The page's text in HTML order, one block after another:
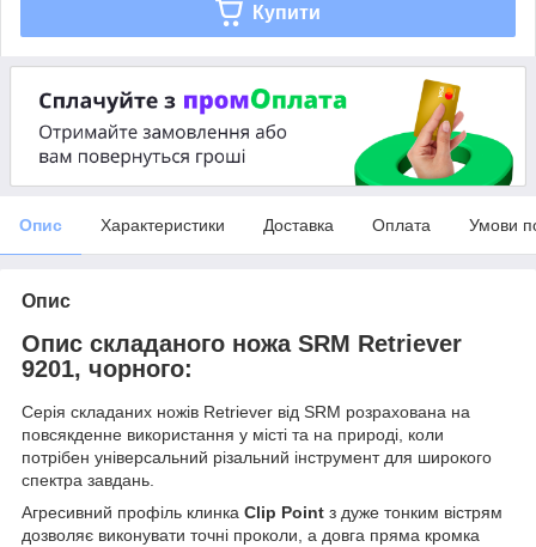
Купити
Опис Характеристики Доставка Оплата Умови
Опис
Опис складаного ножа SRM Retriever
9201, чорного:
Серія складаних ножів Retriever від SRM розрахована на
повсякденне використання у місті та на природі, коли
потрібен універсальний різальний інструмент для широкого
спектра завдань.
Агресивний профіль клинка Clip Point з дуже тонким вістрям
дозволяє виконувати точні проколи, а довга пряма кромка